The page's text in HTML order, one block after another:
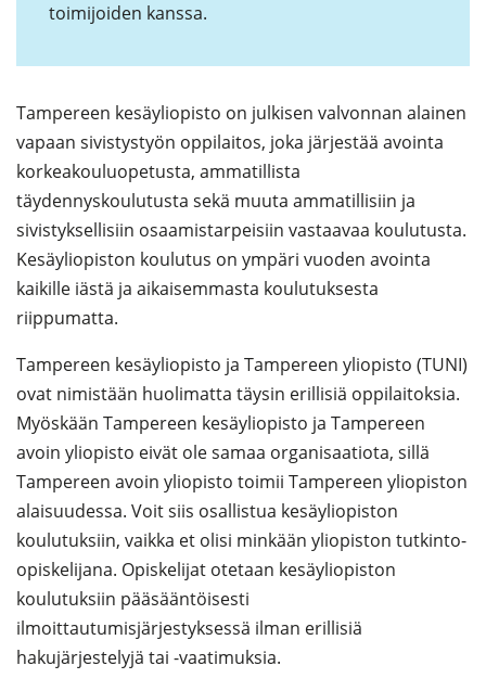
toimijoiden kanssa.
Tampereen kesäyliopisto on julkisen valvonnan alainen
vapaan sivistystyön oppilaitos, joka järjestää avointa
korkeakouluopetusta, ammatillista
täydennyskoulutusta sekä muuta ammatillisiin ja
sivistyksellisiin osaamistarpeisiin vastaavaa koulutusta.
Kesäyliopiston koulutus on ympäri vuoden avointa
kaikille iästä ja aikaisemmasta koulutuksesta
riippumatta.
Tampereen kesäyliopisto ja Tampereen yliopisto (TUNI)
ovat nimistään huolimatta täysin erillisiä oppilaitoksia.
Myöskään Tampereen kesäyliopisto ja Tampereen
avoin yliopisto eivät ole samaa organisaatiota, sillä
Tampereen avoin yliopisto toimii Tampereen yliopiston
alaisuudessa. Voit siis osallistua kesäyliopiston
koulutuksiin, vaikka et olisi minkään yliopiston tutkinto-
opiskelijana. Opiskelijat otetaan kesäyliopiston
koulutuksiin pääsääntöisesti
ilmoittautumisjärjestyksessä ilman erillisiä
hakujärjestelyjä tai -vaatimuksia.